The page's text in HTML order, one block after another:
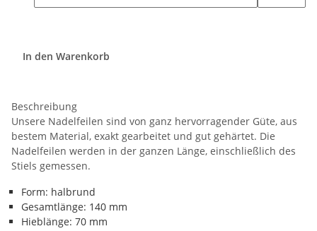
In den Warenkorb
Beschreibung
Unsere Nadelfeilen sind von ganz hervorragender Güte, aus
bestem Material, exakt gearbeitet und gut gehärtet. Die
Nadelfeilen werden in der ganzen Länge, einschließlich des
Stiels gemessen.
Form: halbrund
Gesamtlänge: 140 mm
Hieblänge: 70 mm